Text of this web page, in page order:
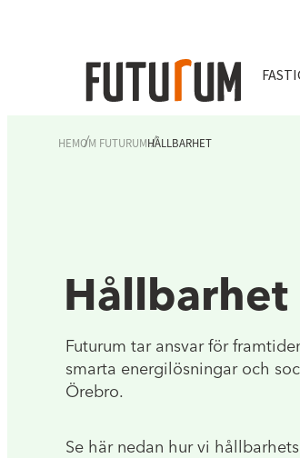
HEMOM FUTURUMHÅLLBARHET
Hållbarhet
Futurum tar ansvar för
smarta energilösningar och
Örebro.
Se här nedan hur vi